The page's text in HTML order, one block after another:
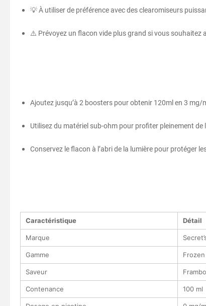
💡 À utiliser de préférence avec des clearomiseurs
⚠️ Prévoyez un flacon vide plus grand si vous souhaitez
Ajoutez jusqu’à 2 boosters pour obtenir 120ml en 3
Utilisez du matériel sub-ohm pour profiter pleinement de
Conservez le flacon à l’abri de la lumière pour protéger
Caractéristique Détail
Marque
Gamme
Saveur
Contenance 100 ml